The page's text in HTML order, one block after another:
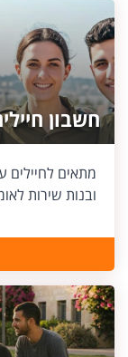
חשבון
ובנות שירות